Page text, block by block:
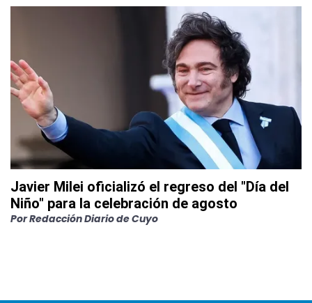
Javier Milei oficializó el regreso del "Día del
Niño" para la celebración de agosto
PorRedacción Diario de Cuyo